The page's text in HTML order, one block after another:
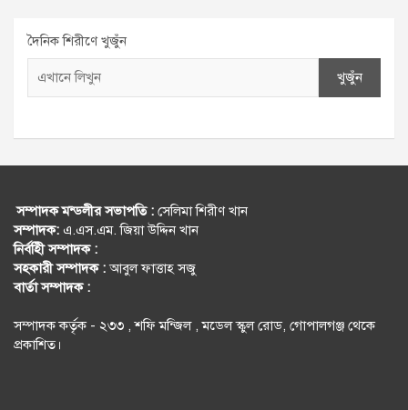
দৈনিক শিরীণে খুজুঁন
খুজুঁন
সম্পাদক মন্ডলীর সভাপতি : সেলিমা শিরীণ খান
সম্পাদক: এ.এস.এম. জিয়া উদ্দিন খান
নির্বহিী সম্পাদক :
সহকারী সম্পাদক :আবুল ফাত্তাহ সজু
বার্তা সম্পাদক :
সম্পাদক কর্তৃক - ২৩৩ , শফি মন্জিল , মডেল স্কুল রোড, গোপালগঞ্জ থেকে
প্রকাশিত।